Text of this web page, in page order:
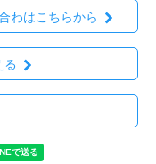
わはこちらから
る